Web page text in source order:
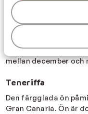
Sydkusten beskrivs
av ön. Om du flyttar
kommer du att det är
Generellt är det
men skulle det
mellan december och
Teneriffa
Den färgglada ön
Gran Canaria. Ön är